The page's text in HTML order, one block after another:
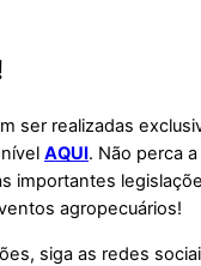
ser realizadas
AQUI. Não perca
importantes
agropecuários!
siga as redes